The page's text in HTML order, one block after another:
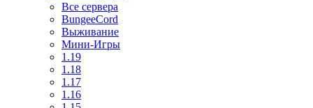
Все сервера
BungeeCord
Выживание
Мини-Игры
1.19
1.18
1.17
1.16